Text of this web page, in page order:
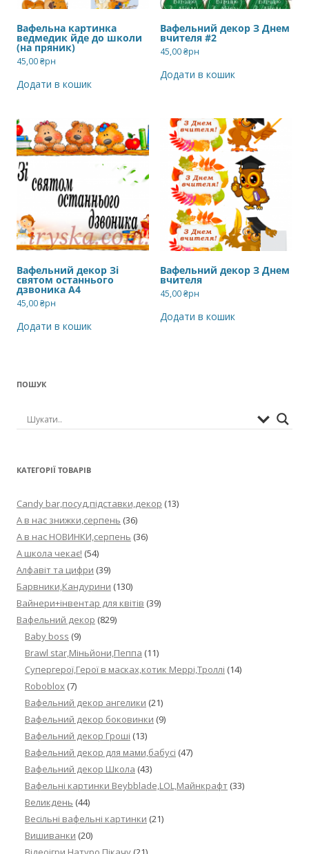
Вафельна картинка
ведмедик йде до школи
(на пряник)
45,00₴рн
Додати в кошик
Вафельний декор З Днем
вчителя #2
45,00₴рн
Додати в кошик
Вафельний декор Зі
святом останнього
дзвоника А4
45,00₴рн
Додати в кошик
Вафельний декор З Днем
вчителя
45,00₴рн
Додати в кошик
ПОШУК
КАТЕГОРІЇ ТОВАРІВ
Candy bar,посуд,підставки,декор (13)
А в нас знижки,серпень (36)
А в нас НОВИНКИ,серпень (36)
А школа чекає! (54)
Алфавіт та цифри (39)
Барвники,Кандурини (130)
Вайнери+інвентар для квітів (39)
Вафельний декор (829)
Baby boss (9)
Brawl star,Міньйони,Пеппа (11)
Cупергерої,Герої в масках,котик Меррі,Троллі (14)
Roboblox (7)
Вафельний декор ангелики (21)
Вафельний декор боковинки (9)
Вафельний декор Гроші (13)
Вафельний декор для мами,бабусі (47)
Вафельний декор Школа (43)
Вафельні картинки Beybblade,LOL,Майнкрафт (33)
Великдень (44)
Весільні вафельні картинки (21)
Вишиванки (20)